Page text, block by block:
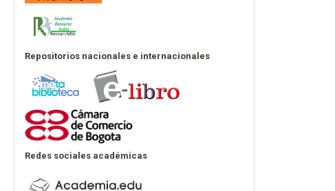
Repositorios nacionales e internacionales
Redes sociales académicas